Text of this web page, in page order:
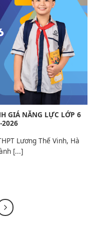
GIÁ NĂNG LỰC LỚP 6
2026
Lương Thế Vinh, Hà
[...]